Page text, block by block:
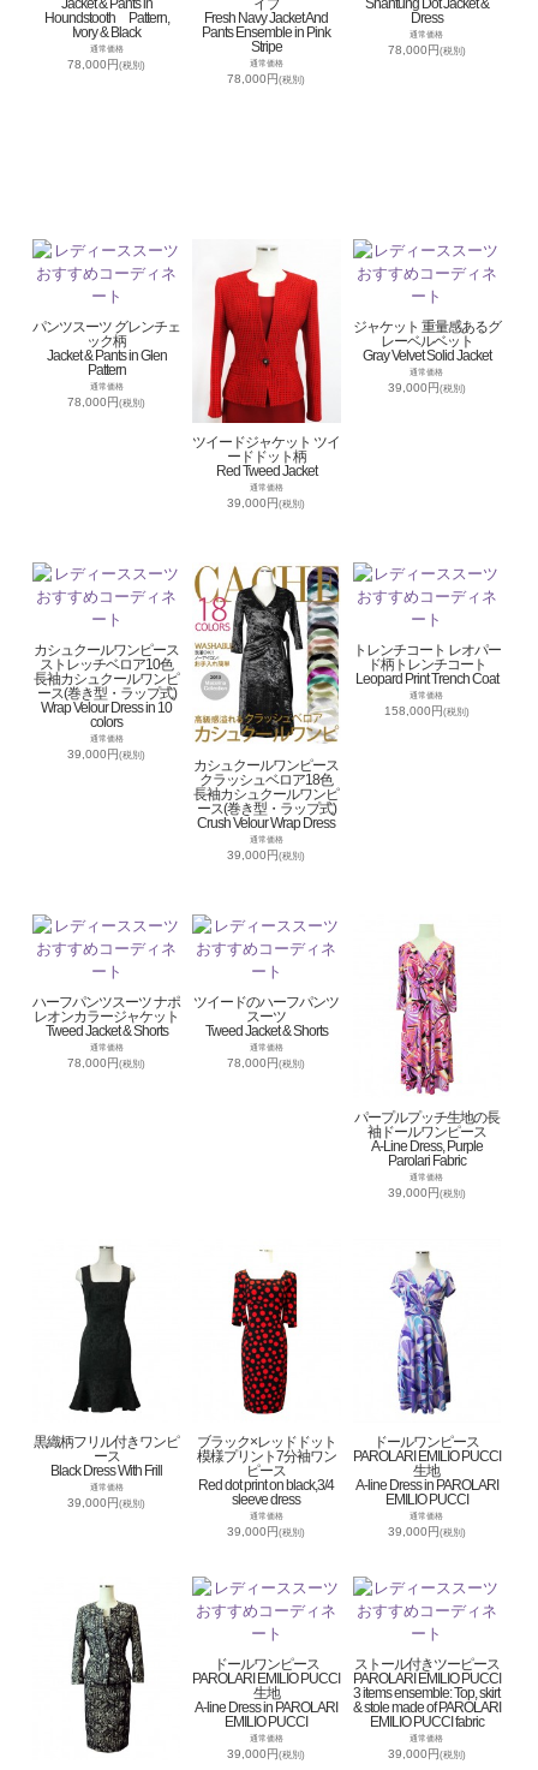
Houndstooth Pattern,
Ivory & Black
通常価格
78,000円(税別)
Fresh Navy Jacket And
Pants Ensemble in Pink
Stripe
通常価格
78,000円(税別)
Dress
通常価格
78,000円(税別)
パンツスーツ グレンチェ
ック柄
Jacket & Pants in Glen
Pattern
通常価格
78,000円(税別)
ツイードジャケット ツイ
ードドット柄
Red Tweed Jacket
通常価格
39,000円(税別)
ジャケット 重量感あるグ
レーベルベット
Gray Velvet Solid Jacket
通常価格
39,000円(税別)
カシュクールワンピース
ストレッチベロア10色
長袖カシュクールワンピ
ース(巻き型・ラップ式)
Wrap Velour Dress in 10
colors
通常価格
39,000円(税別)
カシュクールワンピース
クラッシュベロア18色
長袖カシュクールワンピ
ース(巻き型・ラップ式)
Crush Velour Wrap Dress
通常価格
39,000円(税別)
トレンチコート レオパー
ド柄トレンチコート
Leopard Print Trench Coat
通常価格
158,000円(税別)
ハーフパンツスーツ ナポ
レオンカラージャケット
Tweed Jacket & Shorts
通常価格
78,000円(税別)
ツイードのハーフパンツ
スーツ
Tweed Jacket & Shorts
通常価格
78,000円(税別)
パープルプッチ生地の長
袖ドールワンピース
A-Line Dress, Purple
Parolari Fabric
通常価格
39,000円(税別)
黒織柄フリル付きワンピ
ース
Black Dress With Frill
通常価格
39,000円(税別)
ブラック×レッドドット
模様プリント7分袖ワン
ピース
Red dot print on black,3/4
sleeve dress
通常価格
39,000円(税別)
ドールワンピース
PAROLARI EMILIO PUCCI
生地
A-line Dress in PAROLARI
EMILIO PUCCI
通常価格
39,000円(税別)
ドールワンピース
PAROLARI EMILIO PUCCI
生地
A-line Dress in PAROLARI
EMILIO PUCCI
通常価格
39,000円(税別)
ストール付きツーピース
PAROLARI EMILIO PUCCI
3 items ensemble: Top, skirt
& stole made of PAROLARI
EMILIO PUCCI fabric
通常価格
39,000円(税別)